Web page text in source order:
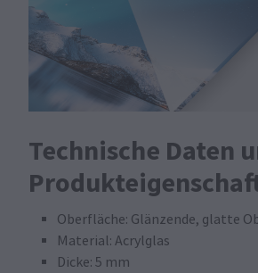
Technische Daten
Oberfläche: Glänzende, glatte
Material: Acrylglas
Dicke: 5 mm